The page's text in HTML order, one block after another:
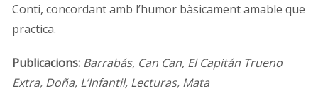
Conti, concordant amb l’humor bàsicament amable que
practica.
Publicacions: Barrabás, Can Can, El Capitán Trueno
Extra, Doña, L’Infantil, Lecturas, Mata